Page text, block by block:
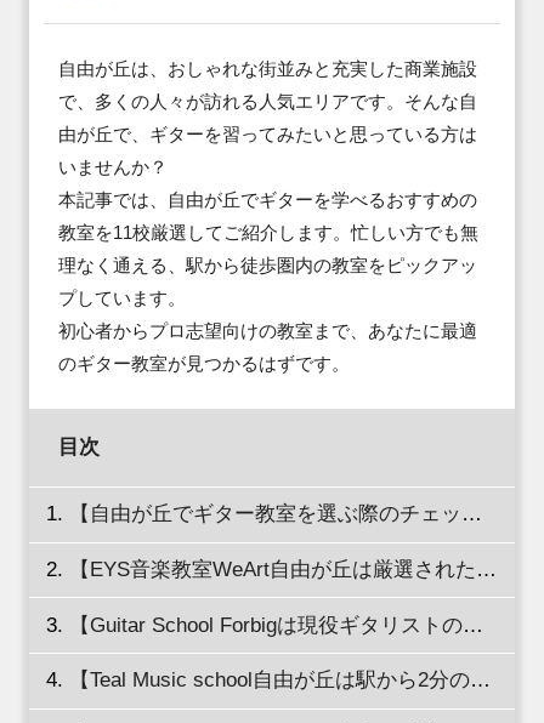
自由が丘は、おしゃれな街並みと充実した商業施設
で、多くの人々が訪れる人気エリアです。そんな自
由が丘で、ギターを習ってみたいと思っている方は
いませんか？
本記事では、自由が丘でギターを学べるおすすめの
教室を11校厳選してご紹介します。忙しい方でも無
理なく通える、駅から徒歩圏内の教室をピックアッ
プしています。
初心者からプロ志望向けの教室まで、あなたに最適
のギター教室が見つかるはずです。
目次
【自由が丘でギター教室を選ぶ際のチェックポイントを解説】
【EYS音楽教室WeArt自由が丘は厳選された講師陣が魅力！】
【Guitar School Forbigは現役ギタリストのレッスンを受けられる！】
【Teal Music school自由が丘は駅から2分の好立地！】